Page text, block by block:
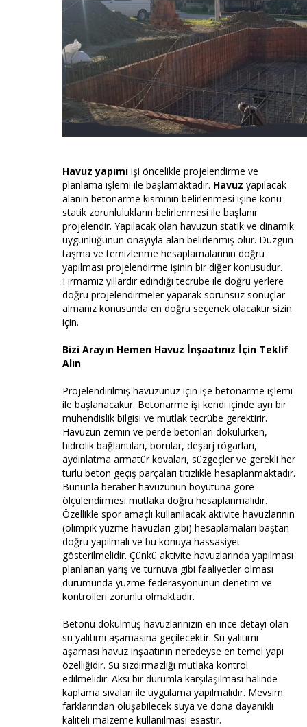
Havuz yapımı işi öncelikle projelendirme ve
planlama işlemi ile başlamaktadır. Havuz yapılacak
alanın betonarme kısmının belirlenmesi işine konu
statik zorunlulukların belirlenmesi ile başlanır
projelendir. Yapılacak olan havuzun statik ve dinamik
uygunluğunun onayıyla alan belirlenmiş olur. Düzgün
taşma ve temizlenme hesaplamalarının doğru
yapılması projelendirme işinin bir diğer konusudur.
Firmamız yıllardır edindiği tecrübe ile doğru yerlere
doğru projelendirmeler yaparak sorunsuz sonuçlar
almanız konusunda en doğru seçenek olacaktır sizin
için.
Bizi Arayın Hemen Havuz İnşaatınız İçin Teklif
Alın
Projelendirilmiş havuzunuz için işe betonarme işlemi
ile başlanacaktır. Betonarme işi kendi içinde ayrı bir
mühendislik bilgisi ve mutlak tecrübe gerektirir.
Havuzun zemin ve perde betonları dökülürken,
hidrolik bağlantıları, borular, deşarj rögarları,
aydınlatma armatür kovaları, süzgeçler ve gerekli her
türlü beton geçiş parçaları titizlikle hesaplanmaktadır.
Bununla beraber havuzunun boyutuna göre
ölçülendirmesi mutlaka doğru hesaplanmalıdır.
Özellikle spor amaçlı kullanılacak aktivite havuzlarının
(olimpik yüzme havuzları gibi) hesaplamaları baştan
doğru yapılmalı ve bu konuya hassasiyet
gösterilmelidir. Çünkü aktivite havuzlarında yapılması
planlanan yarış ve turnuva gibi faaliyetler olması
durumunda yüzme federasyonunun denetim ve
kontrolleri zorunlu olmaktadır.
Betonu dökülmüş havuzlarınızın en ince detayı olan
su yalıtımı aşamasına geçilecektir. Su yalıtımı
aşaması havuz inşaatının neredeyse en temel yapı
özelliğidir. Su sızdırmazlığı mutlaka kontrol
edilmelidir. Aksi bir durumla karşılaşılması halinde
kaplama sıvaları ile uygulama yapılmalıdır. Mevsim
farklarından oluşabilecek suya ve dona dayanıklı
kaliteli malzeme kullanılması esastır.